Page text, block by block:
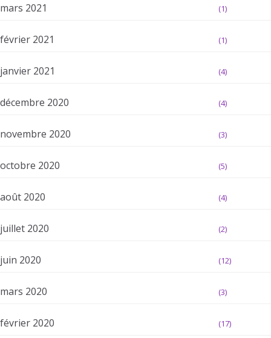
mars 2021 (1)
février 2021 (1)
janvier 2021 (4)
décembre 2020 (4)
novembre 2020 (3)
octobre 2020 (5)
août 2020 (4)
juillet 2020 (2)
juin 2020 (12)
mars 2020 (3)
février 2020 (17)